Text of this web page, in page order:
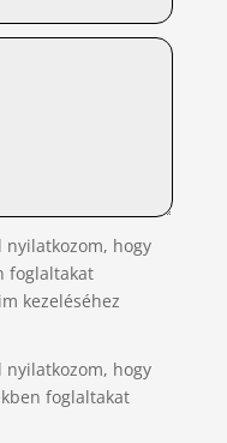
nyilatkozom, hogy
foglaltakat
kezeléséhez
nyilatkozom, hogy
foglaltakat